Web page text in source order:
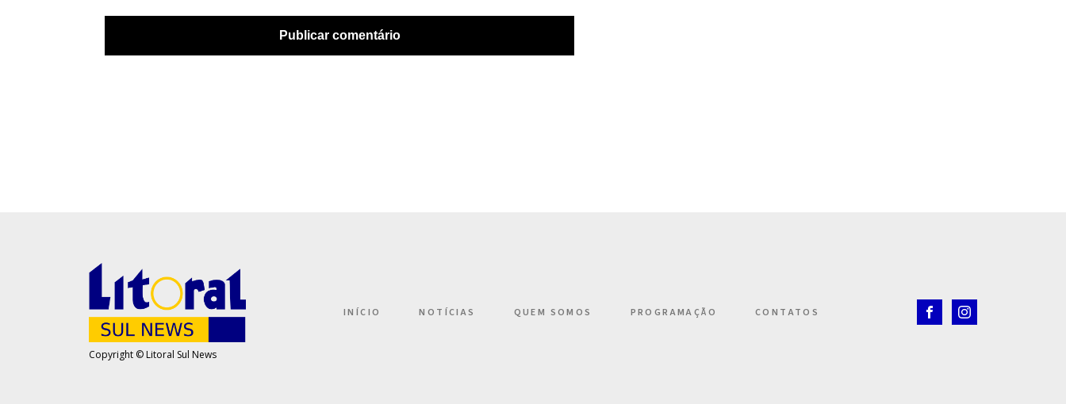
Copyright © Litoral Sul News
INÍCIO NOTÍCIAS QUEM SOMOS PROGRAMAÇÃO CONTATOS